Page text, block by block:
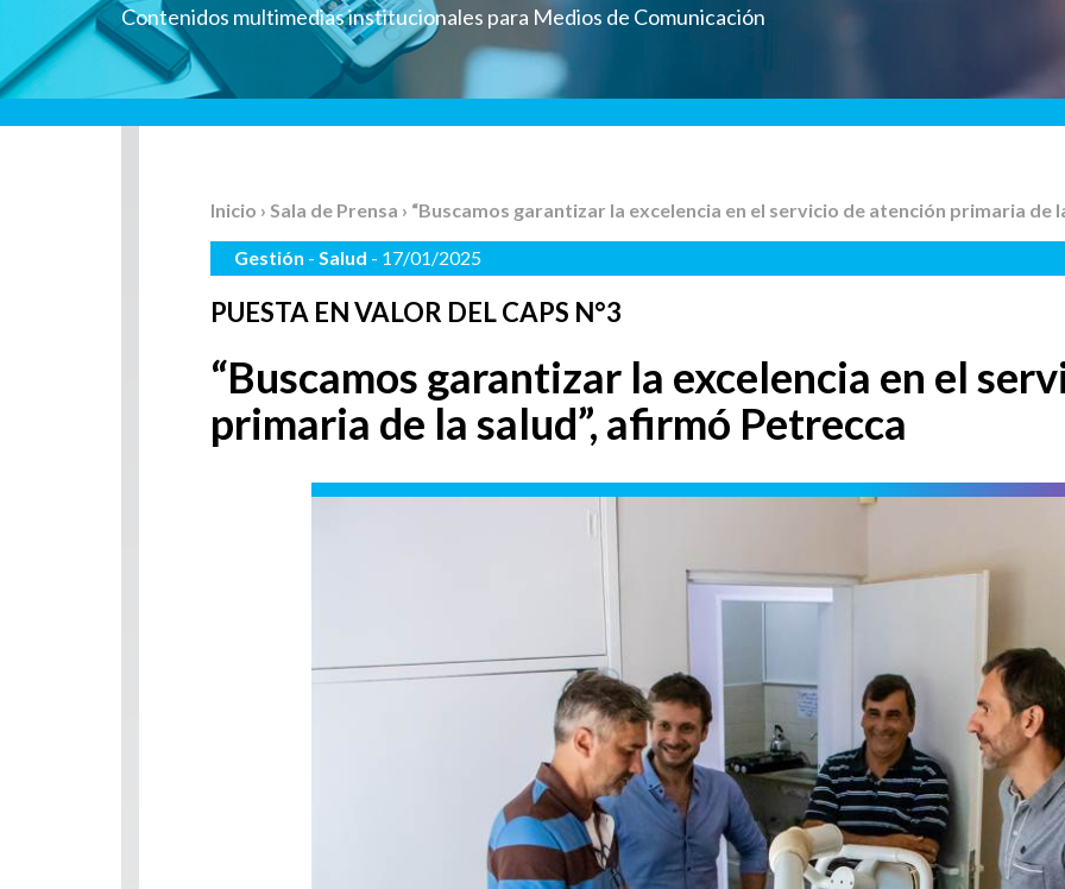
Contenidos multimedias institucionales para Medios de Comunicación
Inicio › Sala de Prensa › “Buscamos garantizar la excelencia en el servicio de atención primaria de
Gestión - Salud - 17/01/2025
PUESTA EN VALOR DEL CAPS N°3
“Buscamos garantizar la excelencia en el
primaria de la salud”, afirmó Petrecca